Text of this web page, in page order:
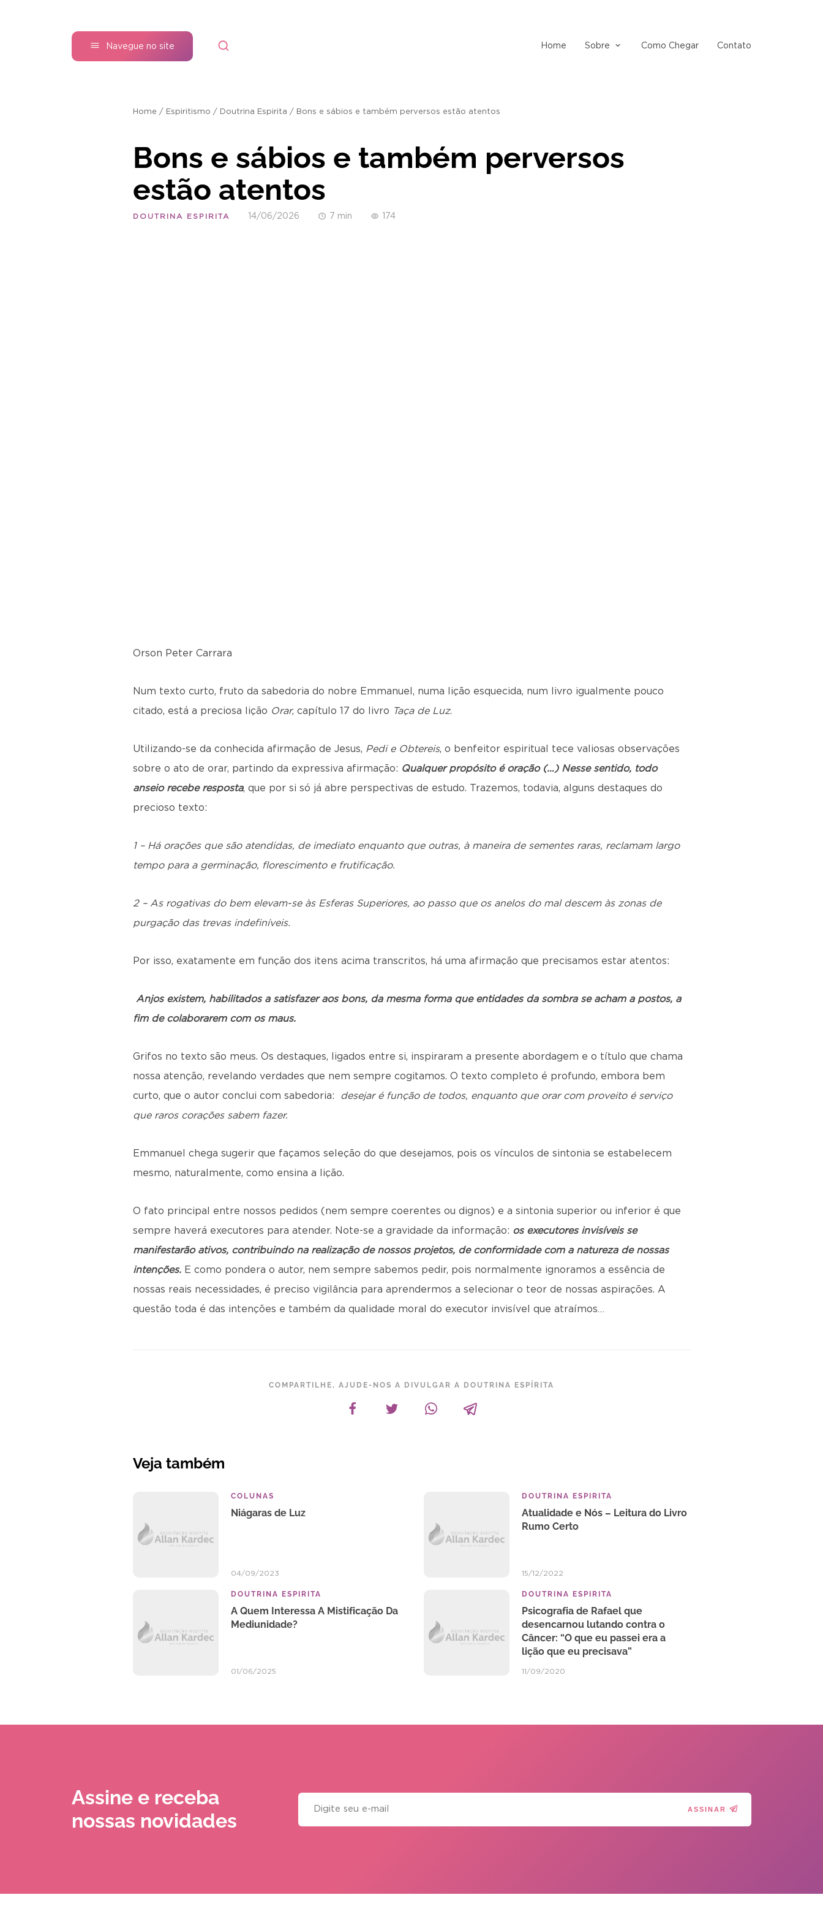
Navegue no site Home Sobre Como Chegar Contato
Home / Espiritismo / Doutrina Espirita / Bons e sábios e também perversos estão atentos
Bons e sábios e também perversos
estão atentos
DOUTRINA ESPIRITA 14/06/2026 7 min 174
Orson Peter Carrara
Num texto curto, fruto da sabedoria do nobre Emmanuel, numa lição esquecida, num livro igualmente pouco
citado, está a preciosa lição Orar, capítulo 17 do livro Taça de Luz.
Utilizando-se da conhecida afirmação de Jesus, Pedi e Obtereis, o benfeitor espiritual tece valiosas observações
sobre o ato de orar, partindo da expressiva afirmação: Qualquer propósito é oração (…) Nesse sentido, todo
anseio recebe resposta, que por si só já abre perspectivas de estudo. Trazemos, todavia, alguns destaques do
precioso texto:
1 – Há orações que são atendidas, de imediato enquanto que outras, à maneira de sementes raras, reclamam largo
tempo para a germinação, florescimento e frutificação.
2 – As rogativas do bem elevam-se às Esferas Superiores, ao passo que os anelos do mal descem às zonas de
purgação das trevas indefiníveis.
Por isso, exatamente em função dos itens acima transcritos, há uma afirmação que precisamos estar atentos:
Anjos existem, habilitados a satisfazer aos bons, da mesma forma que entidades da sombra se acham a postos, a
fim de colaborarem com os maus.
Grifos no texto são meus. Os destaques, ligados entre si, inspiraram a presente abordagem e o título que chama
nossa atenção, revelando verdades que nem sempre cogitamos. O texto completo é profundo, embora bem
curto, que o autor conclui com sabedoria: desejar é função de todos, enquanto que orar com proveito é serviço
que raros corações sabem fazer.
Emmanuel chega sugerir que façamos seleção do que desejamos, pois os vínculos de sintonia se estabelecem
mesmo, naturalmente, como ensina a lição.
O fato principal entre nossos pedidos (nem sempre coerentes ou dignos) e a sintonia superior ou inferior é que
sempre haverá executores para atender. Note-se a gravidade da informação: os executores invisíveis se
manifestarão ativos, contribuindo na realização de nossos projetos, de conformidade com a natureza de nossas
intenções. E como pondera o autor, nem sempre sabemos pedir, pois normalmente ignoramos a essência de
nossas reais necessidades, é preciso vigilância para aprendermos a selecionar o teor de nossas aspirações. A
questão toda é das intenções e também da qualidade moral do executor invisível que atraímos…
COMPARTILHE, AJUDE-NOS A DIVULGAR A DOUTRINA ESPÍRITA
Veja também
COLUNAS
Niágaras de Luz
04/09/2023
DOUTRINA ESPIRITA
Atualidade e Nós – Leitura do Livro
Rumo Certo
15/12/2022
DOUTRINA ESPIRITA
A Quem Interessa A Mistificação Da
Mediunidade?
01/06/2025
DOUTRINA ESPIRITA
Psicografia de Rafael que
desencarnou lutando contra o
Câncer: “O que eu passei era a
lição que eu precisava”
11/09/2020
Assine e receba
nossas novidades
ASSINAR